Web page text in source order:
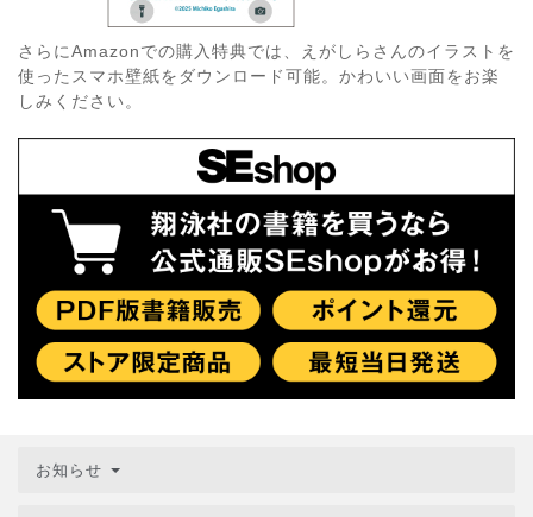
さらにAmazonでの購入特典では、えがしらさんのイラストを
使ったスマホ壁紙をダウンロード可能。かわいい画面をお楽
しみください。
お知らせ